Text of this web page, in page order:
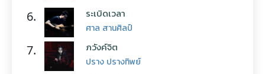
6. ระเบิดเวลา
ศาล สานศิลป์
7. ภวังค์จิต
ปราง ปรางทิพย์